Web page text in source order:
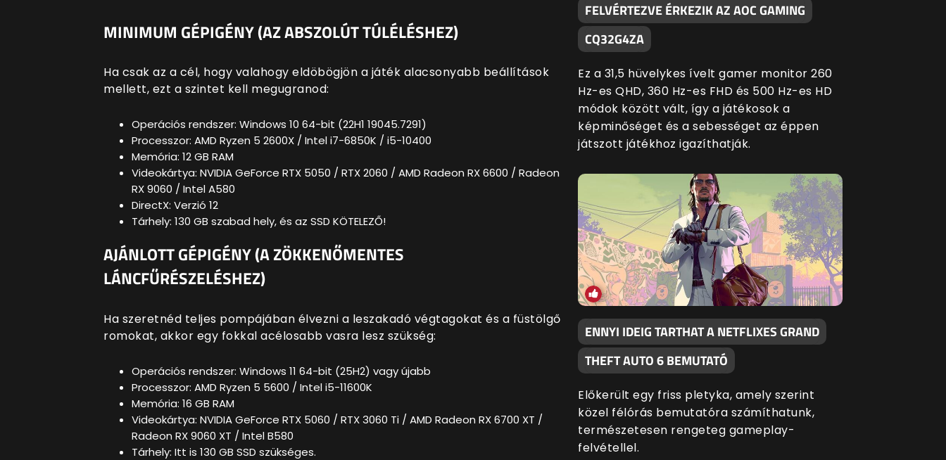
MINIMUM GÉPIGÉNY (AZ ABSZOLÚT TÚLÉLÉSHEZ)
Ha csak az a cél, hogy valahogy eldöbögjön a játék alacsonyabb beállítások
mellett, ezt a szintet kell megugranod:
Operációs rendszer: Windows 10 64-bit (22H1 19045.7291)
Processzor: AMD Ryzen 5 2600X / Intel i7-6850K / i5-10400
Memória: 12 GB RAM
Videokártya: NVIDIA GeForce RTX 5050 / RTX 2060 / AMD Radeon RX 6600 / Radeon
RX 9060 / Intel A580
DirectX: Verzió 12
Tárhely: 130 GB szabad hely, és az SSD KÖTELEZŐ!
AJÁNLOTT GÉPIGÉNY (A ZÖKKENŐMENTES
LÁNCFŰRÉSZELÉSHEZ)
Ha szeretnéd teljes pompájában élvezni a leszakadó végtagokat és a füstölgő
romokat, akkor egy fokkal acélosabb vasra lesz szükség:
Operációs rendszer: Windows 11 64-bit (25H2) vagy újabb
Processzor: AMD Ryzen 5 5600 / Intel i5-11600K
Memória: 16 GB RAM
Videokártya: NVIDIA GeForce RTX 5060 / RTX 3060 Ti / AMD Radeon RX 6700 XT /
Radeon RX 9060 XT / Intel B580
Tárhely: Itt is 130 GB SSD szükséges.
FELVÉRTEZVE ÉRKEZIK AZ AOC GAMING
CQ32G4ZA
Ez a 31,5 hüvelykes ívelt gamer monitor 260
Hz-es QHD, 360 Hz-es FHD és 500 Hz-es HD
módok között vált, így a játékosok a
képminőséget és a sebességet az éppen
játszott játékhoz igazíthatják.
ENNYI IDEIG TARTHAT A NETFLIXES GRAND
THEFT AUTO 6 BEMUTATÓ
Előkerült egy friss pletyka, amely szerint
közel félórás bemutatóra számíthatunk,
természetesen rengeteg gameplay-
felvétellel.